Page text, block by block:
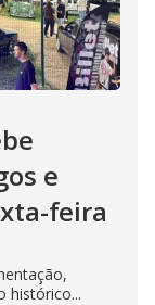
e
feira
histórico...